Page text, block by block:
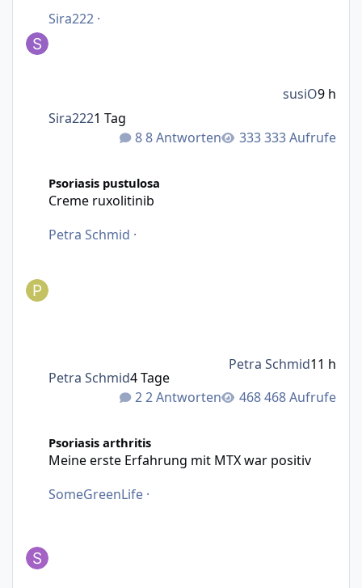
Sira222 ·
8 Antworten 333 Aufrufe
Sira2221 Tag
susiO9 h
Psoriasis pustulosa
Creme ruxolitinib
Petra Schmid ·
2 Antworten 468 Aufrufe
Petra Schmid4 Tage
Petra Schmid11 h
Psoriasis arthritis
Meine erste Erfahrung mit MTX war positiv
SomeGreenLife ·